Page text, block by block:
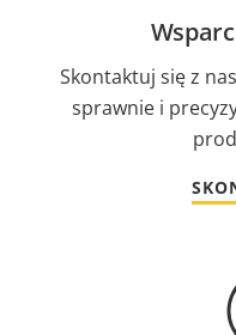
Skontaktuj się z
sprawnie i